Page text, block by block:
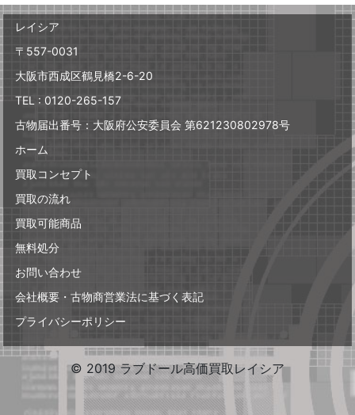
レイシア
〒557-0031
大阪市西成区鶴見橋2-6-20
TEL : 0120-265-157
古物届出番号：大阪府公安委員会 第621230802978号
ホーム
買取コンセプト
買取の流れ
買取可能商品
無料処分
お問い合わせ
会社概要・古物商営業法に基づく表記
プライバシーポリシー
© 2019 ラブドール高価買取レイシア